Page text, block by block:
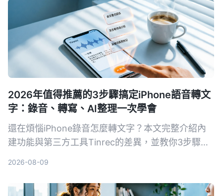
2026年值得推薦的3步驟搞定iPhone語音轉文
字：錄音、轉寫、AI整理一次學會
還在煩惱iPhone錄音怎麼轉文字？本文完整介紹內
建功能與第三方工具Tinrec的差異，並教你3步驟輕
2026-08-09